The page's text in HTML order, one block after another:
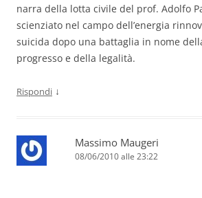
narra della lotta civile del prof. Adolfo
scienziato nel campo dell’energia
suicida dopo una battaglia in nome
progresso e della legalità.
Rispondi ↓
Massimo Maugeri
08/06/2010 alle 23:22